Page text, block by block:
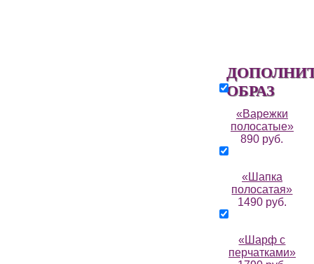
ОБРАЗ
«Варежки
полосатые»
890 руб.
«Шапка
полосатая»
1490 руб.
«Шарф с
перчатками»